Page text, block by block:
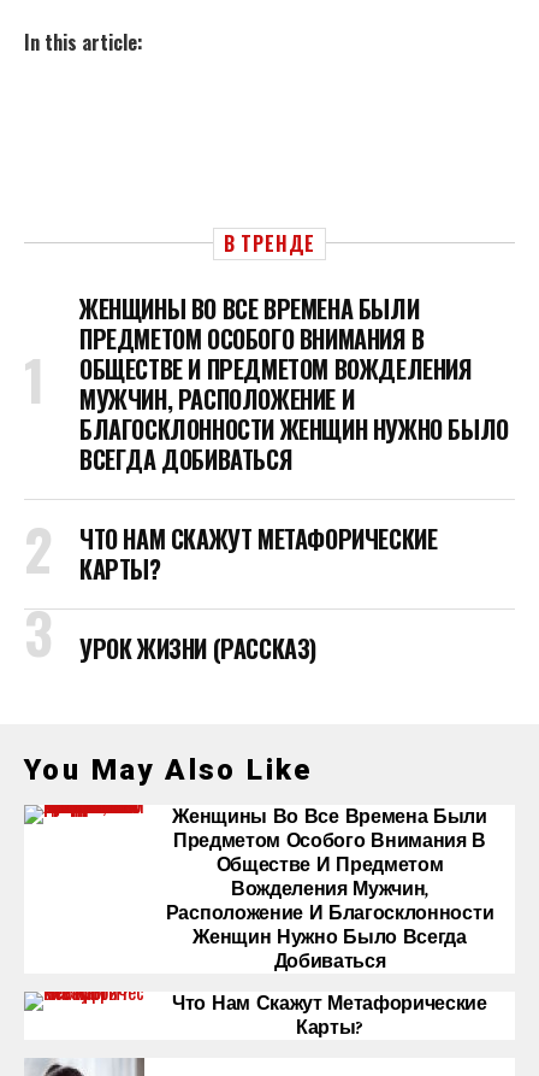
In this article:
В ТРЕНДЕ
ЖЕНЩИНЫ ВО ВСЕ ВРЕМЕНА БЫЛИ
ПРЕДМЕТОМ ОСОБОГО ВНИМАНИЯ В
ОБЩЕСТВЕ И ПРЕДМЕТОМ ВОЖДЕЛЕНИЯ
МУЖЧИН, РАСПОЛОЖЕНИЕ И
БЛАГОСКЛОННОСТИ ЖЕНЩИН НУЖНО БЫЛО
ВСЕГДА ДОБИВАТЬСЯ
ЧТО НАМ СКАЖУТ МЕТАФОРИЧЕСКИЕ
КАРТЫ?
УРОК ЖИЗНИ (РАССКАЗ)
You May Also Like
Женщины Во Все Времена Были
Предметом Особого Внимания В
Обществе И Предметом
Вожделения Мужчин,
Расположение И Благосклонности
Женщин Нужно Было Всегда
Добиваться
Что Нам Скажут Метафорические
Карты?